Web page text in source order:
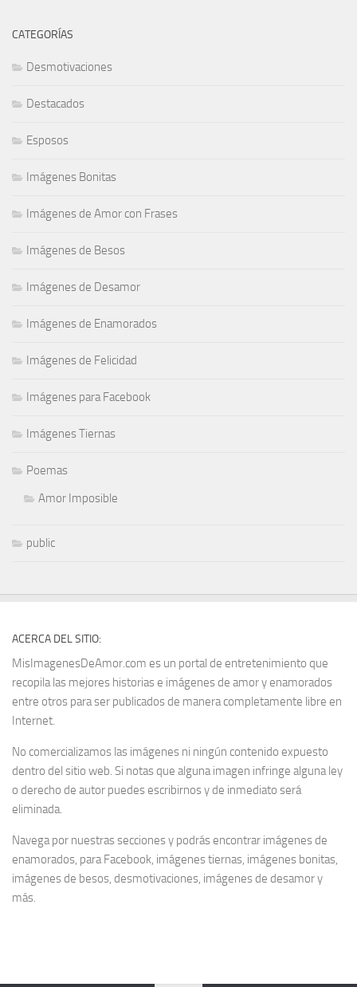
CATEGORÍAS
Desmotivaciones
Destacados
Esposos
Imágenes Bonitas
Imágenes de Amor con Frases
Imágenes de Besos
Imágenes de Desamor
Imágenes de Enamorados
Imágenes de Felicidad
Imágenes para Facebook
Imágenes Tiernas
Poemas
Amor Imposible
public
ACERCA DEL SITIO:
MisImagenesDeAmor.com es un portal de entretenimiento que
recopila las mejores historias e imágenes de amor y enamorados
entre otros para ser publicados de manera completamente libre en
Internet.
No comercializamos las imágenes ni ningún contenido expuesto
dentro del sitio web. Si notas que alguna imagen infringe alguna ley
o derecho de autor puedes escribirnos y de inmediato será
eliminada.
Navega por nuestras secciones y podrás encontrar imágenes de
enamorados, para Facebook, imágenes tiernas, imágenes bonitas,
imágenes de besos, desmotivaciones, imágenes de desamor y
más.